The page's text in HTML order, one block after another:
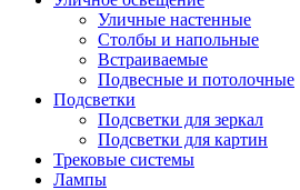
Уличные настенные
Столбы и напольные
Встраиваемые
Подвесные и потолочные
Подсветки
Подсветки для зеркал
Подсветки для картин
Трековые системы
Лампы